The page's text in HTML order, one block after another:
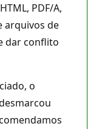
PDF/A,
arquivos de
dar conflito
o